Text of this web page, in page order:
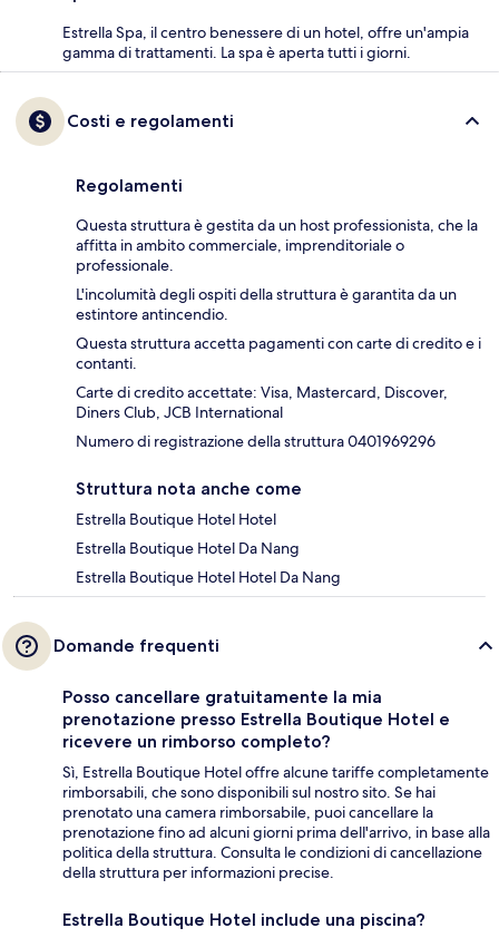
Estrella Spa, il centro benessere di un hotel, offre un'ampia
gamma di trattamenti. La spa è aperta tutti i giorni.
Costi e regolamenti
Regolamenti
Questa struttura è gestita da un host professionista, che la
affitta in ambito commerciale, imprenditoriale o
professionale.
L'incolumità degli ospiti della struttura è garantita da un
estintore antincendio.
Questa struttura accetta pagamenti con carte di credito e i
contanti.
Carte di credito accettate: Visa, Mastercard, Discover,
Diners Club, JCB International
Numero di registrazione della struttura 0401969296
Struttura nota anche come
Estrella Boutique Hotel Hotel
Estrella Boutique Hotel Da Nang
Estrella Boutique Hotel Hotel Da Nang
Domande frequenti
Posso cancellare gratuitamente la mia
prenotazione presso Estrella Boutique Hotel e
ricevere un rimborso completo?
Sì, Estrella Boutique Hotel offre alcune tariffe completamente
rimborsabili, che sono disponibili sul nostro sito. Se hai
prenotato una camera rimborsabile, puoi cancellare la
prenotazione fino ad alcuni giorni prima dell'arrivo, in base alla
politica della struttura. Consulta le condizioni di cancellazione
della struttura per informazioni precise.
Estrella Boutique Hotel include una piscina?